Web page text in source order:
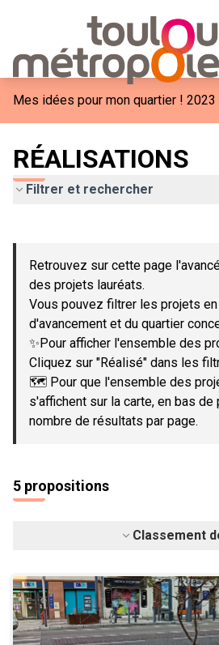
Mes idées pour mon quartier ! 2023
RÉALISATIONS
Filtrer et rechercher
−
Retrouvez sur cette page
des projets lauréats.
Vous pouvez filtrer les projets
d'avancement et du quartier
✨Pour afficher l'ensemble des
Cliquez sur "Réalisé" dans les
🗺️ Pour que l'ensemble des
s'affichent sur la carte, en bas
nombre de résultats par page.
5 propositions
Classement